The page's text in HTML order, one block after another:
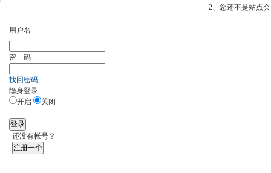
2、您还不是站点
用户名
密 码
找回密码
隐身登录
开启
关闭
登录
还没有帐号？
注册一个